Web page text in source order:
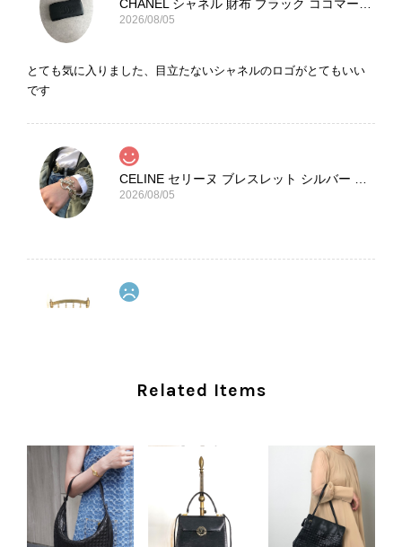
2026/08/05
とても気に入りました、目立たないシャネルのロゴがとてもいい
です
2026/08/05
外装内装ともにAランクの商品を購入しました。 しかし、実際に
状態ではありません。 ヴィンテージ品であることは理解してお
り、多少の経年劣化は承知のうえで購入しています。 しかし、こ
のような状態であれば、商品説明や掲載写真で事前に明記してい
ただくべきだと思います。 実は以前こちらで購入した際にも、写
真には写っていない内側部分に目立つ汚れがありました。 そのと
Related Items